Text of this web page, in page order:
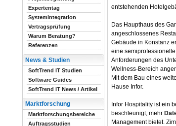
entstehenden
Das Haupthaus des
angeschlossenes
Gebäude in Konstanz
eine
Anforderungen des
Wellness-Bereich
Mit dem Bau eines
Hause Infor.
Infor Hospitality ist ein
beschleunigt, mehr
Management bietet.
Expertentag
Systemintegration
Vertragsprüfung
Warum Beratung?
Referenzen
News & Studien
SoftTrend IT Studien
Software Guides
SoftTrend IT News / Artikel
Marktforschung
Marktforschungsbereiche
Auftragsstudien